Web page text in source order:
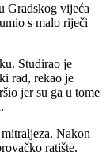
Gradskog vijeća
s malo riječi
Studirao je
rad, rekao je
jer su ga u tome
Nakon
ratište.